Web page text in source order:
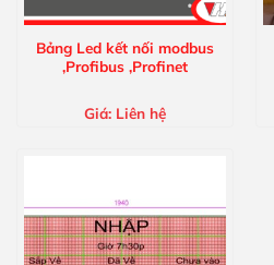
Bảng Led kết nối modbus
,Profibus ,Profinet
Giá: Liên hệ